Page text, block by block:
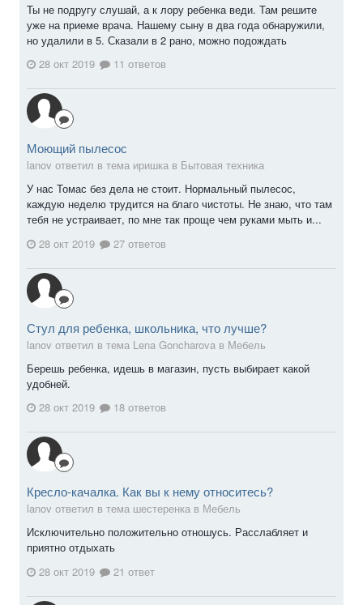
Ты не подругу слушай, а к лору ребенка веди. Там решите
уже на приеме врача. Нашему сыну в два года обнаружили,
но удалили в 5. Сказали в 2 рано, можно подождать
28 окт 2019
11 ответов
Моющий пылесос
lanov ответил в тема иришка в Бытовая техника
У нас Томас без дела не стоит. Нормальный пылесос,
каждую неделю трудится на благо чистоты. Не знаю, что там
тебя не устраивает, по мне так проще чем руками мыть и...
28 окт 2019
27 ответов
Стул для ребенка, школьника, что лучше?
lanov ответил в тема Lena Goncharova в Мебель
Берешь ребенка, идешь в магазин, пусть выбирает какой
удобней.
28 окт 2019
18 ответов
Кресло-качалка. Как вы к нему относитесь?
lanov ответил в тема шестеренка в Мебель
Исключительно положительно отношусь. Расслабляет и
приятно отдыхать
28 окт 2019
21 ответ